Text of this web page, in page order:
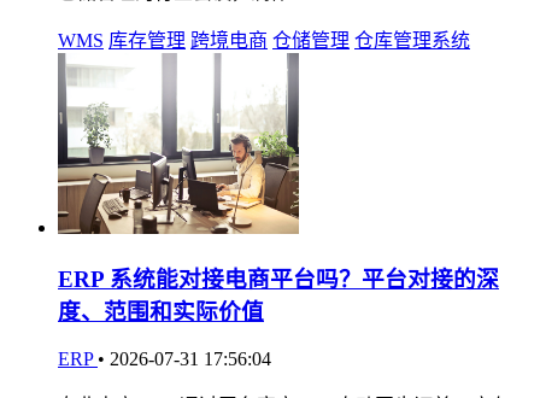
WMS 库存管理 跨境电商 仓储管理 仓库管理系统
ERP 系统能对接电商平台吗？平台对接的深
度、范围和实际价值
ERP • 2026-07-31 17:56:04